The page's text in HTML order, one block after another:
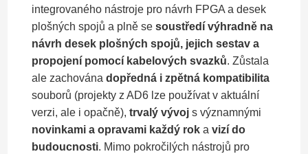
integrovaného nástroje pro návrh FPGA a desek
plošných spojů a plně sesoustředí výhradně na
návrh desek plošných spojů, jejich sestav a
propojení pomocí kabelových svazků. Zůstala
ale zachovánadopředná i zpětná kompatibilita
souborů (projekty z AD6 lze používat v aktuální
verzi, ale i opačně),trvalý vývoj s významnými
novinkami a opravami každý rok avizí do
budoucnosti. Mimo pokročilých nástrojů pro